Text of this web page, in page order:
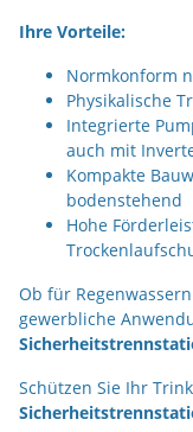
Ihre Vorteile:
Normkonform
Physikalische
Integrierte
auch mit
Kompakte
bodenstehend
Hohe
Ob für